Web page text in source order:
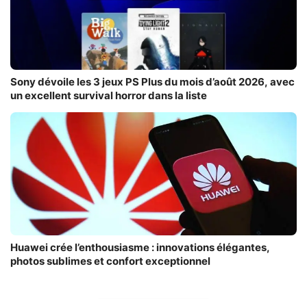
Sony dévoile les 3 jeux PS Plus du mois d’août 2026, avec
un excellent survival horror dans la liste
Huawei crée l’enthousiasme : innovations élégantes,
photos sublimes et confort exceptionnel